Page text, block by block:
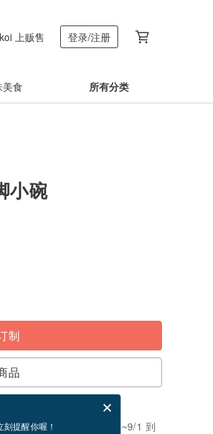
上贩售 登录/注册
食 所有分类
小碗
制
品
提醒你喔！
卡。
电子贺卡是什么？
制作。现在下单预估 8/14~9/1 到